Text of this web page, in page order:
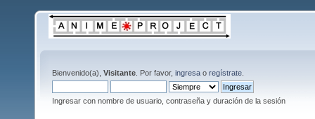
Bienvenido(a), Visitante . Por favor, ingresa o regístrate
Ingresar con nombre de usuario, contraseña y duración de la sesión